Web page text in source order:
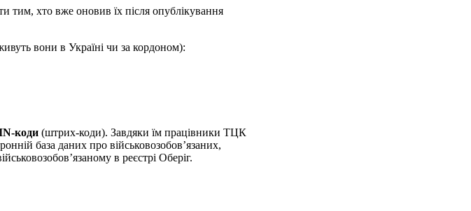
тим, хто вже оновив їх після опублікування
вони в Україні чи за кордоном):
коди (штрих-коди). Завдяки їм працівники ТЦК
база даних про військовозобов’язаних,
в реєстрі Оберіг.